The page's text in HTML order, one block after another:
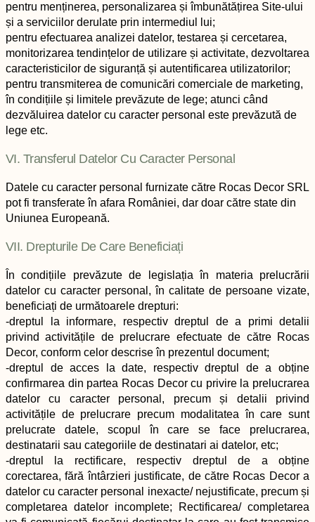
pentru menținerea, personalizarea și îmbunătățirea Site-ului
și a serviciilor derulate prin intermediul lui;
pentru efectuarea analizei datelor, testarea și cercetarea,
monitorizarea tendințelor de utilizare și activitate, dezvoltarea
caracteristicilor de siguranță și autentificarea utilizatorilor;
pentru transmiterea de comunicări comerciale de marketing,
în condițiile și limitele prevăzute de lege; atunci când
dezvăluirea datelor cu caracter personal este prevăzută de
lege etc.
VI. Transferul Datelor Cu Caracter Personal
Datele cu caracter personal furnizate către Rocas Decor SRL
pot fi transferate în afara României, dar doar către state din
Uniunea Europeană.
VII. Drepturile De Care Beneficiați
În condițiile prevăzute de legislația în materia prelucrării
datelor cu caracter personal, în calitate de persoane vizate,
beneficiați de următoarele drepturi:
-dreptul la informare, respectiv dreptul de a primi detalii
privind activitățile de prelucrare efectuate de către Rocas
Decor, conform celor descrise în prezentul document;
-dreptul de acces la date, respectiv dreptul de a obține
confirmarea din partea Rocas Decor cu privire la prelucrarea
datelor cu caracter personal, precum și detalii privind
activitățile de prelucrare precum modalitatea în care sunt
prelucrate datele, scopul în care se face prelucrarea,
destinatarii sau categoriile de destinatari ai datelor, etc;
-dreptul la rectificare, respectiv dreptul de a obține
corectarea, fără întârzieri justificate, de către Rocas Decor a
datelor cu caracter personal inexacte/ nejustificate, precum și
completarea datelor incomplete; Rectificarea/ completarea